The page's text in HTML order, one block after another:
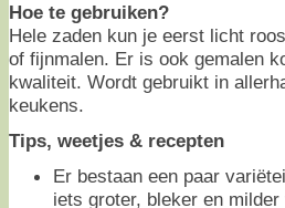
Hoe te gebruiken?
Hele zaden kun je eerst licht
of fijnmalen. Er is ook gemalen
kwaliteit. Wordt gebruikt in
keukens.
Tips, weetjes & recepten
Er bestaan een paar
iets groter, bleker en